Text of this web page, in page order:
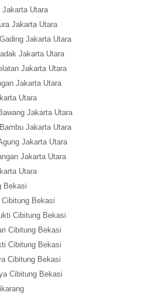
Utara
Jakarta Utara
Jakarta Utara
Jakarta Utara
Jakarta Utara
Jakarta Utara
Utara
Jakarta Utara
Jakarta Utara
Jakarta Utara
Jakarta Utara
Utara
Bekasi
Bekasi
Cibitung Bekasi
Cibitung Bekasi
Cibitung Bekasi
Cibitung Bekasi
Cibitung Bekasi